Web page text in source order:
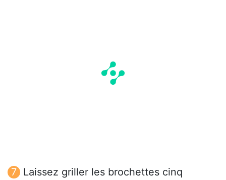
Laissez griller les brochettes cinq